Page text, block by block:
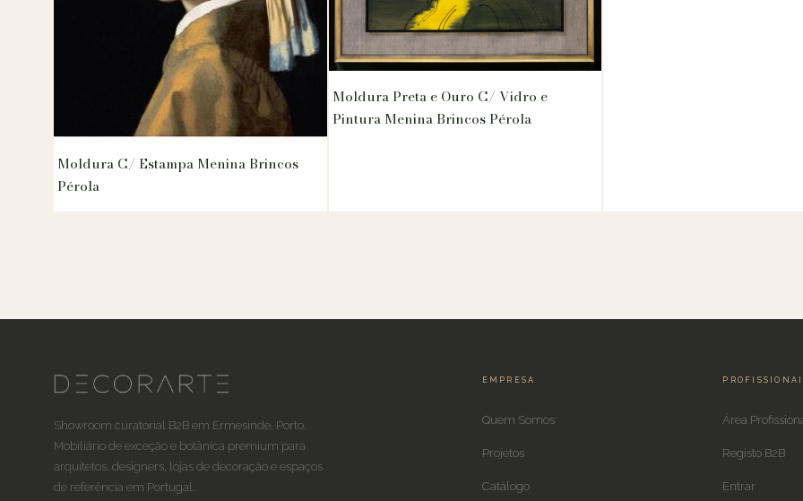
Moldura C/ Estampa Menina Brincos
Pérola
Moldura Preta e Ouro C/ Vidro e
Pintura Menina Brincos Pérola
Showroom curatorial B2B em Ermesinde, Porto.
Mobiliário de exceção e botânica premium para
arquitetos, designers, lojas de decoração e espaços
de referência em Portugal.
EMPRESA
Quem Somos
Projetos
Catálogo
Área
Registo B2B
Entrar